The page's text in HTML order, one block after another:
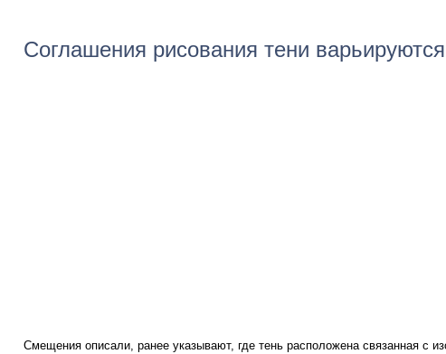
Соглашения рисования тени
Смещения описали, ранее указывают, где тень расположена связанная с